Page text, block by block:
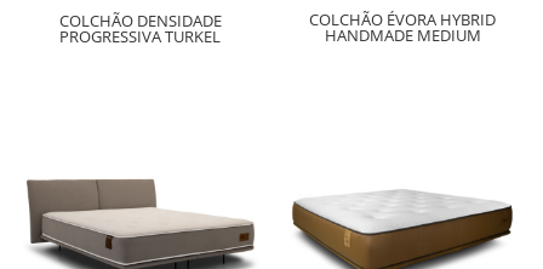
COLCHÃO DENSIDADE
PROGRESSIVA TURKEL
COLCHÃO ÉVORA HYBRID
HANDMADE MEDIUM